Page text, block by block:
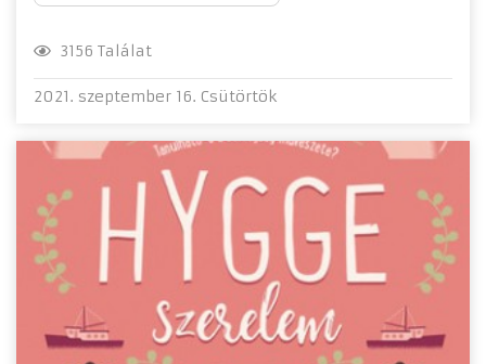
3156 Találat
2021. szeptember 16. Csütörtök